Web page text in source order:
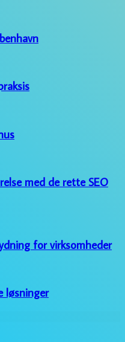
med de rette SEO
for virksomheder
løsninger